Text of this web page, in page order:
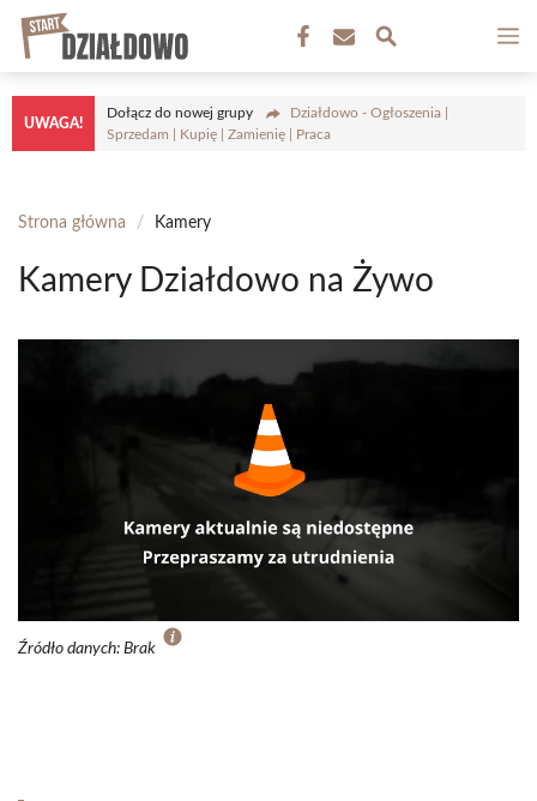
Przejdź
treści
UWAGA!
Dołącz do nowej grupy
Działdowo - Ogłoszenia |
Sprzedam | Kupię | Zamienię | Praca
Strona główna / Kamery
Kamery Działdowo na Żywo
Źródło danych: Brak